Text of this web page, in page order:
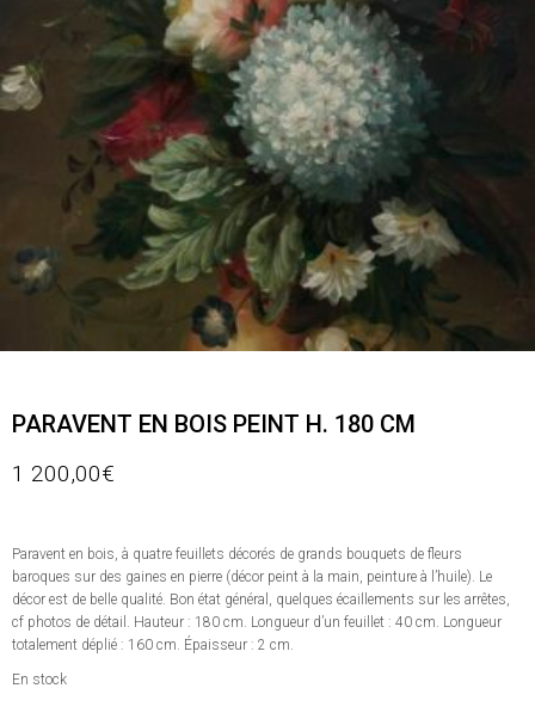
PARAVENT EN BOIS PEINT H. 180 CM
1 200,00€
Paravent en bois, à quatre feuillets décorés de grands bouquets de fleurs
baroques sur des gaines en pierre (décor peint à la main, peinture à l’huile). Le
décor est de belle qualité. Bon état général, quelques écaillements sur les arrêtes,
cf photos de détail. Hauteur : 180 cm. Longueur d’un feuillet : 40 cm. Longueur
totalement déplié : 160 cm. Épaisseur : 2 cm.
En stock